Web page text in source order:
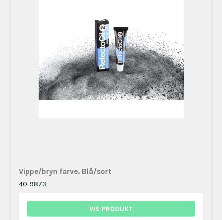
Vippe/bryn farve. Blå/sort
40-9873
VIS PRODUKT